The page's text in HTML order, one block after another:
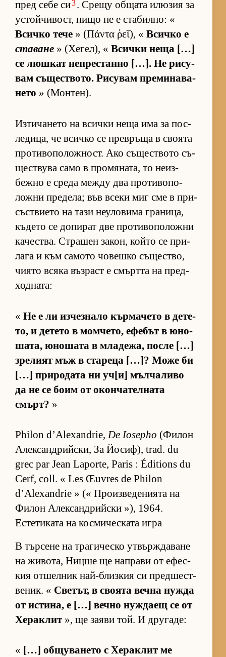
пред себе си3. Срещу об­щата илю­зия за
ус­той­чи­вост, нищо не е ста­бил­но: «
Всичко тече » (Πάντα ῥεῖ), « Всичко е
ставане » (Хе­гел), « Всички неща […]
се люш­кат неп­рес­танно […]. Не ри­су­
вам съ­щес­т­во­то. Ри­су­вам пре­ми­на­ва­
нето » (Мон­тен).
Из­ти­ча­нето на всички неща има за пос­
ле­ди­ца, че всичко се прев­ръща в сво­ята
про­ти­во­по­лож­ност. Ако съ­щес­т­вото съ­
щес­т­вува само в про­мя­на­та, то не­из­
бежно е среда между два про­ти­во­по­
ложни пре­де­ла; във всеки миг сме в при­
със­т­ви­ето на тази не­у­ло­вима гра­ни­ца,
къ­дето се до­пи­рат две про­ти­во­по­ложни
ка­чес­т­ва. Стра­шен за­кон, който се при­
лага и към са­мото чо­вешко съ­щес­т­во,
чи­ято всяка въз­раст е смъртта на пред­
ход­на­та:
« Не е ли из­чез­нало кър­ма­чето в де­те­
то, и де­тето в мом­че­то, ефе­бът в юно­
ша­та, юно­шата в мла­де­жа, после […]
зре­лият мъж в ста­реца […]? Може би
[…] при­ро­дата ни уч­[и] мъл­ча­ливо
да не се боим от окон­ча­тел­ната
смърт? »
Philon d’Alexandrie,De Iosepho (Фи­лон
Алек­сан­д­рийс­ки, За Йо­сиф), trad. du
grec par Jean Laporte, Paris : Éditions du
Cerf, coll. « Les Œuvres de Philon
d’Alexandrie » (« Про­из­ве­де­ни­ята на
Фи­лон Алек­сан­д­рийски »), 1964.
Естетиката на космическата игра
В тър­сене на тра­ги­ческо ут­вър­ж­да­ване
на жи­во­та, Ницше ще нап­рави от ефес­
кия от­шел­ник най-близ­кия си пред­шес­т­
ве­ник. « Све­тът, в сво­ята вечна нужда
от ис­ти­на, е […] вечно нуж­даещ се от
Хе­рак­лит », ще за­яви той. И дру­га­де:
« […] об­щу­ва­нето с Хе­рак­лит ме